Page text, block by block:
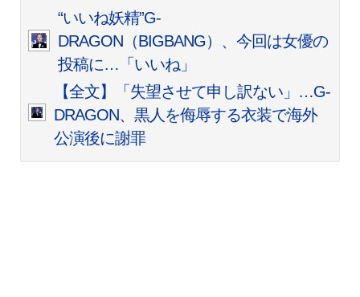
“いいね妖精”G-
DRAGON（BIGBANG）、今回は女優の
投稿に…「いいね」
【全文】「失望させて申し訳ない」…G-
DRAGON、黒人を侮辱する衣装で海外
公演後に謝罪